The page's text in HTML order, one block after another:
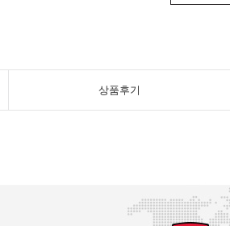
상품후기